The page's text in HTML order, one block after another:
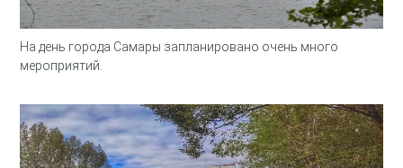
На день города Самары запланировано очень много
мероприятий.